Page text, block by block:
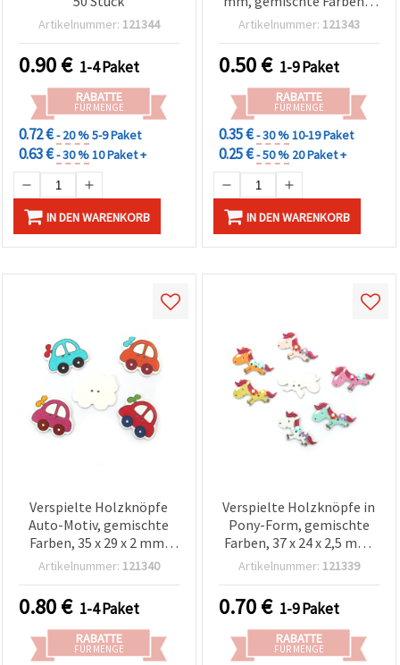
Artikelnummer: 121344
0.90€ 1-4 Paket
RABATTE
FÜR MENGE
0.72 €- 20 %5-9 Paket
0.63 €- 30 %10 Paket +
IN DEN WARENKORB
20 Stk., für Näharbeiten,
Scrapbooking & DIY-
Bastelprojekte
Artikelnummer: 121343
0.50€ 1-9 Paket
RABATTE
FÜR MENGE
0.35 €- 30 %10-19 Paket
0.25 €- 50 % 20 Paket +
IN DEN WARENKORB
Verspielte Holzknöpfe
Auto-Motiv, gemischte
Farben, 35 x 29 x 2 mm,
mit 1,5 mm Loch – Set
Schmuckherstellung &
kreative DIY-
Bastelprojekte
Artikelnummer: 121340
0.80€ 1-4 Paket
RABATTE
FÜR MENGE
Verspielte Holzknöpfe in
Pony-Form, gemischte
Farben, 37 x 24 x 2,5 mm,
Loch Ø 1,5 mm – 10er-Set
kreative DIY-
Bastelprojekte
Artikelnummer: 121339
0.70€ 1-9 Paket
RABATTE
FÜR MENGE